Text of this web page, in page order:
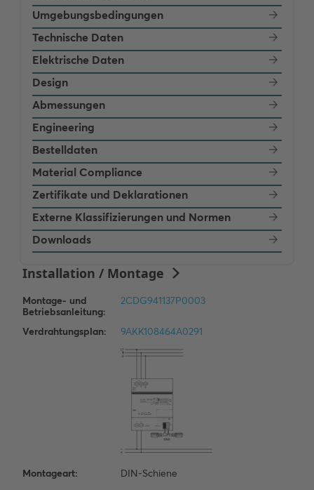
Umgebungsbedingungen
Technische Daten
Elektrische Daten
Design
Abmessungen
Engineering
Bestelldaten
Material Compliance
Zertifikate und Deklarationen
Externe Klassifizierungen und Normen
Downloads